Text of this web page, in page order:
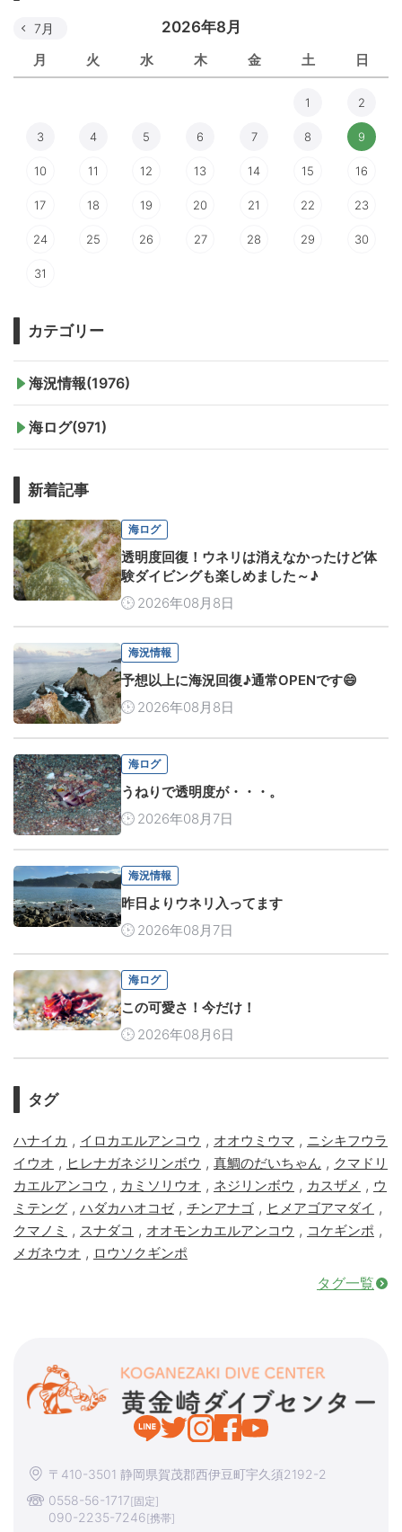
2026年8月
月 火 水 木 金 土 日
7月
1 2
3 4 5 6 7 8 9
10 11 12 13 14 15 16
17 18 19 20 21 22 23
24 25 26 27 28 29 30
31
カテゴリー
海況情報(1976)
海ログ(971)
新着記事
海ログ
透明度回復！ウネリは消えなかったけど体
験ダイビングも楽しめました～♪
2026年08月8日
海況情報
予想以上に海況回復♪通常OPENです😄
2026年08月8日
海ログ
うねりで透明度が・・・。
2026年08月7日
海況情報
昨日よりウネリ入ってます
2026年08月7日
海ログ
この可愛さ！今だけ！
2026年08月6日
タグ
ハナイカ , イロカエルアンコウ , オオウミウマ , ニシキフウラ
イウオ , ヒレナガネジリンボウ , 真鯛のだいちゃん , クマドリ
カエルアンコウ , カミソリウオ , ネジリンボウ , カスザメ , ウ
ミテング , ハダカハオコゼ, チンアナゴ , ヒメアゴアマダイ ,
クマノミ , スナダコ , オオモンカエルアンコウ , コケギンポ ,
メガネウオ , ロウソクギンポ
タグ一覧
〒410-3501 静岡県賀茂郡西伊豆町宇久須2192-2
0558-56-1717[固定]
090-2235-7246[携帯]